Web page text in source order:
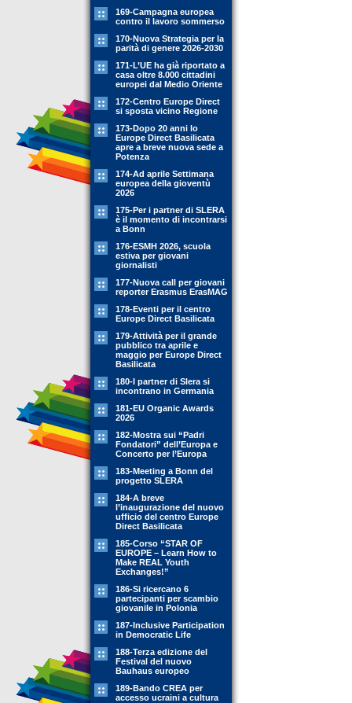
169-Campagna europea
contro il lavoro sommerso
170-Nuova Strategia per la
parità di genere 2026-2030
171-L’UE ha già riportato a
casa oltre 8.000 cittadini
europei dal Medio Oriente
172-Centro Europe Direct
si sposta vicino Regione
173-Dopo 20 anni lo
Europe Direct Basilicata
apre a breve nuova sede a
Potenza
174-Ad aprile Settimana
europea della gioventù
2026
175-Per i partner di SLERA
è il momento di incontrarsi
a Bonn
176-ESMH 2026, scuola
estiva per giovani
giornalisti
177-Nuova call per giovani
reporter Erasmus ErasMAG
178-Eventi per il centro
Europe Direct Basilicata
179-Attività per il grande
pubblico tra aprile e
maggio per Europe Direct
Basilicata
180-I partner di Slera si
incontrano in Germania
181-EU Organic Awards
2026
182-Mostra sui “Padri
Fondatori” dell’Europa e
Concerto per l’Europa
183-Meeting a Bonn del
progetto SLERA
184-A breve
l’inaugurazione del nuovo
ufficio del centro Europe
Direct Basilicata
185-Corso “STAR OF
EUROPE – Learn How to
Make REAL Youth
Exchanges!”
186-Si ricercano 6
partecipanti per scambio
giovanile in Polonia
187-Inclusive Participation
in Democratic Life
188-Terza edizione del
Festival del nuovo
Bauhaus europeo
189-Bando CREA per
accesso ucraini a cultura